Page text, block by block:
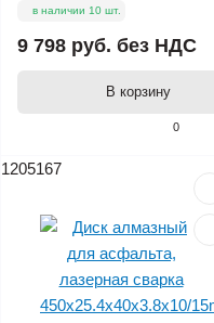
0
в наличии 10 шт.
9 798 руб. без НДС
В корзину
1205167